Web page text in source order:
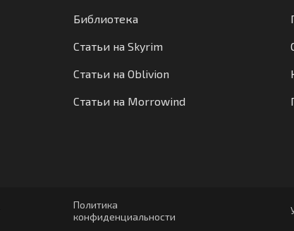
Библиотека
Статьи на Skyrim
Статьи на Oblivion
Статьи на Morrowind
Политика
конфиденциальности